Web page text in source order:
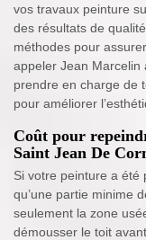
vos travaux peinture
des résultats de
méthodes pour
appeler Jean Marcelin
prendre en charge de
pour améliorer
Coût pour
Saint Jean De
Si votre peinture a été
qu’une partie minime
seulement la zone
démousser le toit